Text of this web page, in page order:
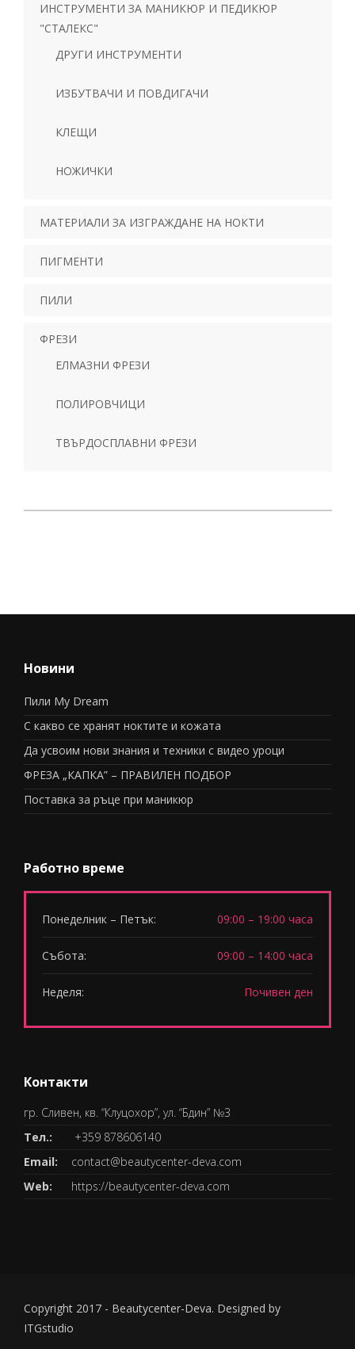
ИНСТРУМЕНТИ ЗА МАНИКЮР И ПЕДИКЮР
"СТАЛЕКС"
ДРУГИ ИНСТРУМЕНТИ
ИЗБУТВАЧИ И ПОВДИГАЧИ
КЛЕЩИ
НОЖИЧКИ
МАТЕРИАЛИ ЗА ИЗГРАЖДАНЕ НА НОКТИ
ПИГМЕНТИ
ПИЛИ
ФРЕЗИ
ЕЛМАЗНИ ФРЕЗИ
ПОЛИРОВЧИЦИ
ТВЪРДОСПЛАВНИ ФРЕЗИ
Новини
Пили My Dream
С какво се хранят ноктите и кожата
Да усвоим нови знания и техники с видео уроци
ФРЕЗА „КАПКА” – ПРАВИЛЕН ПОДБОР
Поставка за ръце при маникюр
Работно време
Понеделник – Петък: 09:00 – 19:00 часа
Събота: 09:00 – 14:00 часа
Неделя: Почивен ден
Контакти
гр. Сливен, кв. “Клуцохор”, ул. “Бдин” №3
Тел.:
+359 878606140
Email:
contact@beautycenter-deva.com
Web:
https://beautycenter-deva.com
Copyright 2017 - Beautycenter-Deva. Designed by
ITGstudio